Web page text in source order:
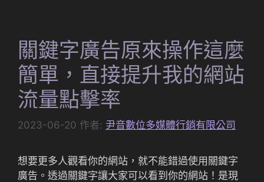
關鍵字廣告原來操作這麼
簡單，直接提升我的網站
流量點擊率
2023-06-20 作者: 尹音數位多媒體行銷有限公司
想要更多人觀看你的網站，就不能錯過使用關鍵字
廣告。透過關鍵字讓大家可以看到你的網站！是現